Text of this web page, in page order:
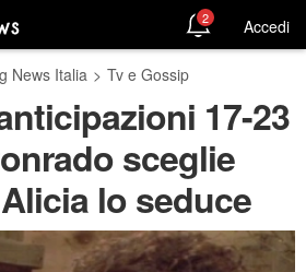
2 Accedi
News Italia > Tv e Gossip
17-23
sceglie
lo seduce